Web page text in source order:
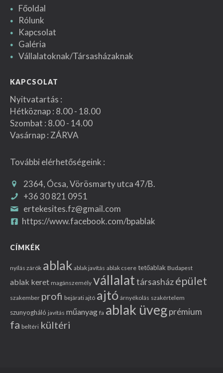
Főoldal
Rólunk
Kapcsolat
Galéria
Vállalatoknak/Társasházaknak
KAPCSOLAT
Nyitvatartás :
Hétköznap : 8.00 - 18.00
Szombat : 8.00 - 14.00
Vasárnap : ZÁRVA
További elérhetőségeink :
2364, Ócsa, Vörösmarty utca 47/B.
+36 30 821 0951
ertekesites.fz@gmail.com
https://www.facebook.com/bpablak
CÍMKÉK
nyílás zárók ablak ablak javítás ablak csere tetőablak Budapest
ablak keret magánszemély vállalattársasházépület
szakember profi bejárati ajtó ajtó árnyékolás szakértelem
szunyogháló javítás műanyag fa ablak üvegprémium
fa beltéri kültéri